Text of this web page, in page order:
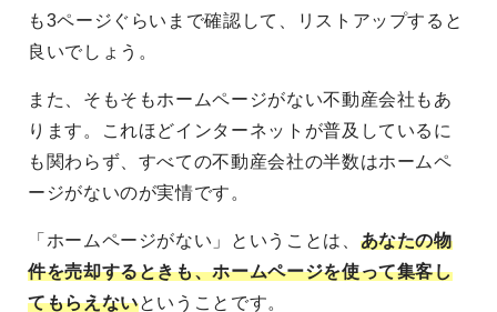
も3ページぐらいまで確認して、リストアップすると
良いでしょう。
また、そもそもホームページがない不動産会社もあ
ります。これほどインターネットが普及しているに
も関わらず、すべての不動産会社の半数はホームペ
ージがないのが実情です。
「ホームページがない」ということは、 あなたの物
件を売却するときも、ホームページを使って集客し
てもらえないということです。